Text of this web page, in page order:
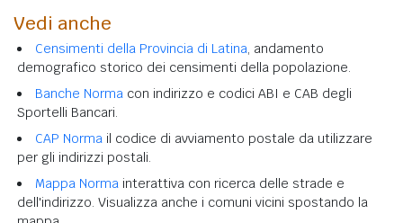
Vedi anche
Censimenti della Provincia di Latina, andamento
demografico storico dei censimenti della popolazione.
Banche Norma con indirizzo e codici ABI e CAB degli
Sportelli Bancari.
CAP Norma il codice di avviamento postale da utilizzare
per gli indirizzi postali.
Mappa Norma interattiva con ricerca delle strade e
dell'indirizzo. Visualizza anche i comuni vicini spostando la